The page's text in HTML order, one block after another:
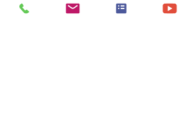
部署・ご所属名